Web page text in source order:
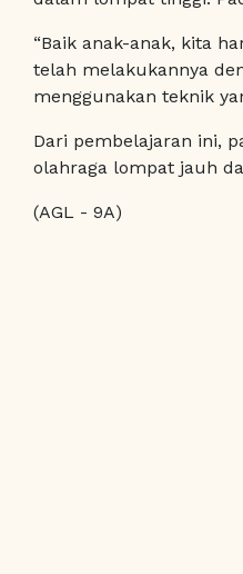
“Baik anak-anak, kita
telah melakukannya
menggunakan teknik
Dari pembelajaran ini,
olahraga lompat jauh
(AGL - 9A)